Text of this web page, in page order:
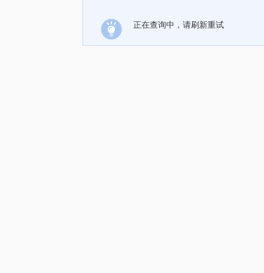
正在查询中，请刷新重试